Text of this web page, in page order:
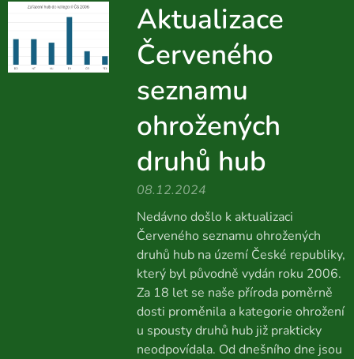
Aktualizace
Červeného
seznamu
ohrožených
druhů hub
08.12.2024
Nedávno došlo k aktualizaci
Červeného seznamu ohrožených
druhů hub na území České republiky,
který byl původně vydán roku 2006.
Za 18 let se naše příroda poměrně
dosti proměnila a kategorie ohrožení
u spousty druhů hub již prakticky
neodpovídala. Od dnešního dne jsou